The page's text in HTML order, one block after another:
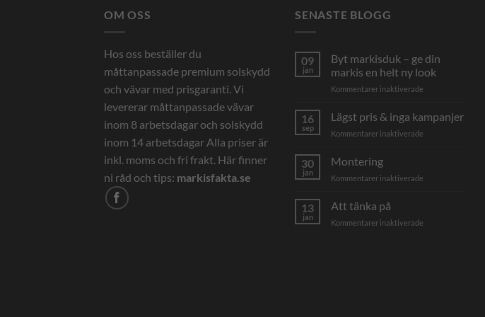
OM OSS
Hos oss beställer du
måttanpassade premium solskydd
och vävar med prisgaranti. Vi
levererar måttanpassade vävar
inom 8 arbetsdagar och solskydd
inom 14 arbetsdagar Alla priser är
inkl. moms och fri frakt. Här finner
ni råd och tips: markisfakta.se
SENASTE BLOGG
09
jan
Byt markisduk – ge din
markis en helt ny look
Kommentarer inaktiverade
markisduk
–
16
sep
Lägst pris & inga kampanjer
Kommentarer inaktiverade
30
jan
Montering
Kommentarer inaktiverade
13
jan
Att tänka på
Kommentarer inaktiverade